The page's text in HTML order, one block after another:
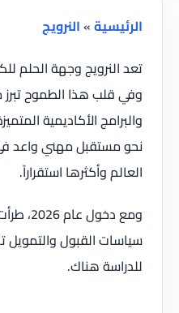
الرئيسية»النرويج
تعد النرويج وجهة الحلم
وفي قلب هذا الطموح
والبرامج الأكاديمية
نحو مستقبل مهني واعد
العالم وأكثرها استقراراً.
ومع
سياسات القبول
للدراسة هناك.